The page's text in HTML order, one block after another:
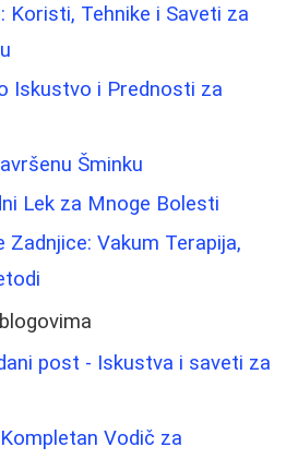
Koristi, Tehnike i Saveti za
Iskustvo i Prednosti za
Šminku
Lek za Mnoge Bolesti
Zadnjice: Vakum Terapija,
post - Iskustva i saveti za
Vodič za